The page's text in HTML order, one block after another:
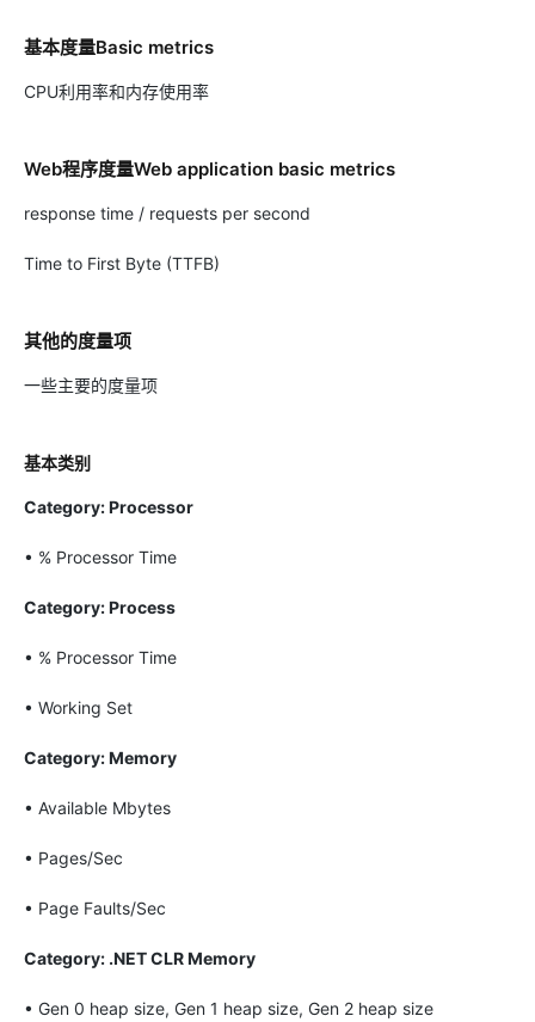
基本度量Basic metrics
CPU利用率和内存使用率
Web程序度量Web application basic metrics
response time / requests per second
Time to First Byte (TTFB)
其他的度量项
一些主要的度量项
基本类别
Category: Processor
• % Processor Time
Category: Process
• % Processor Time
• Working Set
Category: Memory
• Available Mbytes
• Pages/Sec
• Page Faults/Sec
Category: .NET CLR Memory
• Gen 0 heap size, Gen 1 heap size, Gen 2 heap size